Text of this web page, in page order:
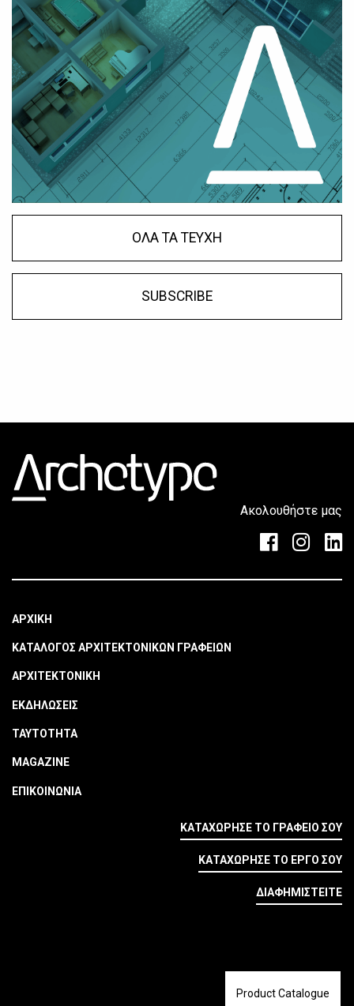
ΟΛΑ ΤΑ ΤΕΥΧΗ
SUBSCRIBE
Ακολουθήστε μας
ΑΡΧΙΚΗ
ΚΑΤΑΛΟΓΟΣ ΑΡΧΙΤΕΚΤΟΝΙΚΩΝ ΓΡΑΦΕΙΩΝ
ΑΡΧΙΤΕΚΤΟΝΙΚΗ
ΕΚΔΗΛΩΣΕΙΣ
ΤΑΥΤΟΤΗΤΑ
MAGAZINE
ΕΠΙΚΟΙΝΩΝΙΑ
ΚΑΤΑΧΩΡΗΣΕ ΤΟ ΓΡΑΦΕΙΟ ΣΟΥ
ΚΑΤΑΧΩΡΗΣΕ ΤΟ ΕΡΓΟ ΣΟΥ
ΔΙΑΦΗΜΙΣΤΕΙΤΕ
Product Catalogue